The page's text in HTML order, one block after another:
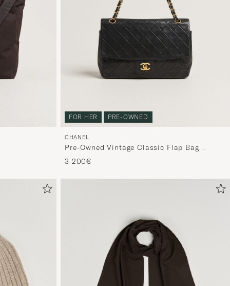
FOR HER PRE-OWNED
CHANEL
Pre-Owned Vintage Classic Flap Bag
Lambskin Black
3 200€